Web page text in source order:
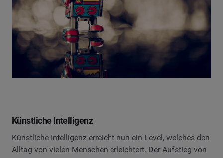
Künstliche Intelligenz
Künstliche Intelligenz erreicht nun ein Level, welches den
Alltag von vielen Menschen erleichtert. Der Aufstieg von